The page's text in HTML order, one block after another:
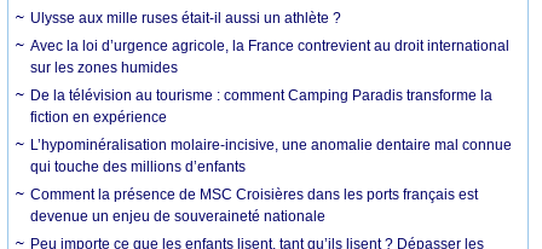
Ulysse aux mille ruses était-il aussi un athlète ?
Avec la loi d’urgence agricole, la France contrevient au droit international
sur les zones humides
De la télévision au tourisme : comment Camping Paradis transforme la
fiction en expérience
L’hypominéralisation molaire-incisive, une anomalie dentaire mal connue
qui touche des millions d’enfants
Comment la présence de MSC Croisières dans les ports français est
devenue un enjeu de souveraineté nationale
Peu importe ce que les enfants lisent, tant qu’ils lisent ? Dépasser les